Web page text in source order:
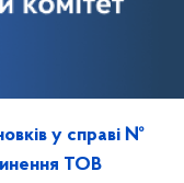
у справі №
ТОВ